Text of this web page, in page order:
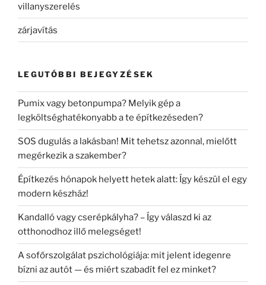
villanyszerelés
zárjavítás
LEGUTÓBBI BEJEGYZÉSEK
Pumix vagy betonpumpa? Melyik gép a
legköltséghatékonyabb a te építkezéseden?
SOS dugulás a lakásban! Mit tehetsz azonnal, mielőtt
megérkezik a szakember?
Építkezés hónapok helyett hetek alatt: Így készül el egy
modern készház!
Kandalló vagy cserépkályha? – Így válaszd ki az
otthonodhoz illő melegséget!
A sofőrszolgálat pszichológiája: mit jelent idegenre
bízni az autót — és miért szabadít fel ez minket?